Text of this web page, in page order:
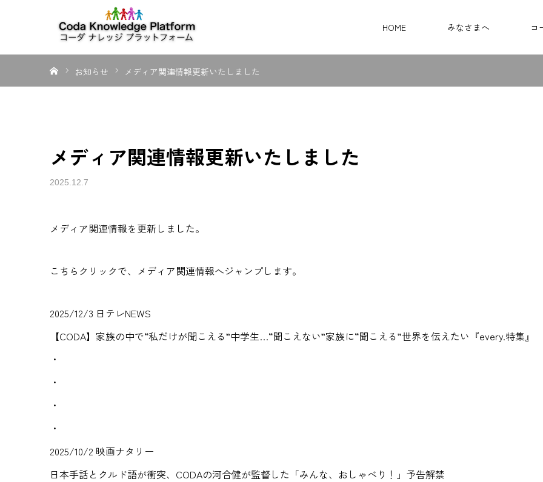
HOME みなさまへ コ
お知らせ メディア関連情報更新いたしました
メディア関連情報更新いたしました
2025.12.7
メディア関連情報を更新しました。
こちらクリックで、メディア関連情報へジャンプします。
2025/12/3 日テレNEWS
【CODA】家族の中で“私だけが聞こえる”中学生…“聞こえない”家族に“聞こえる”世界を伝えたい『every.特集』
・
・
・
・
2025/10/2 映画ナタリー
日本手話とクルド語が衝突、CODAの河合健が監督した「みんな、おしゃべり！」予告解禁